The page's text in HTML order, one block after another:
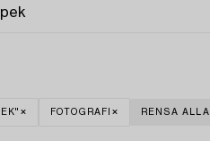
FOTOGRAFI RENSA ALLA